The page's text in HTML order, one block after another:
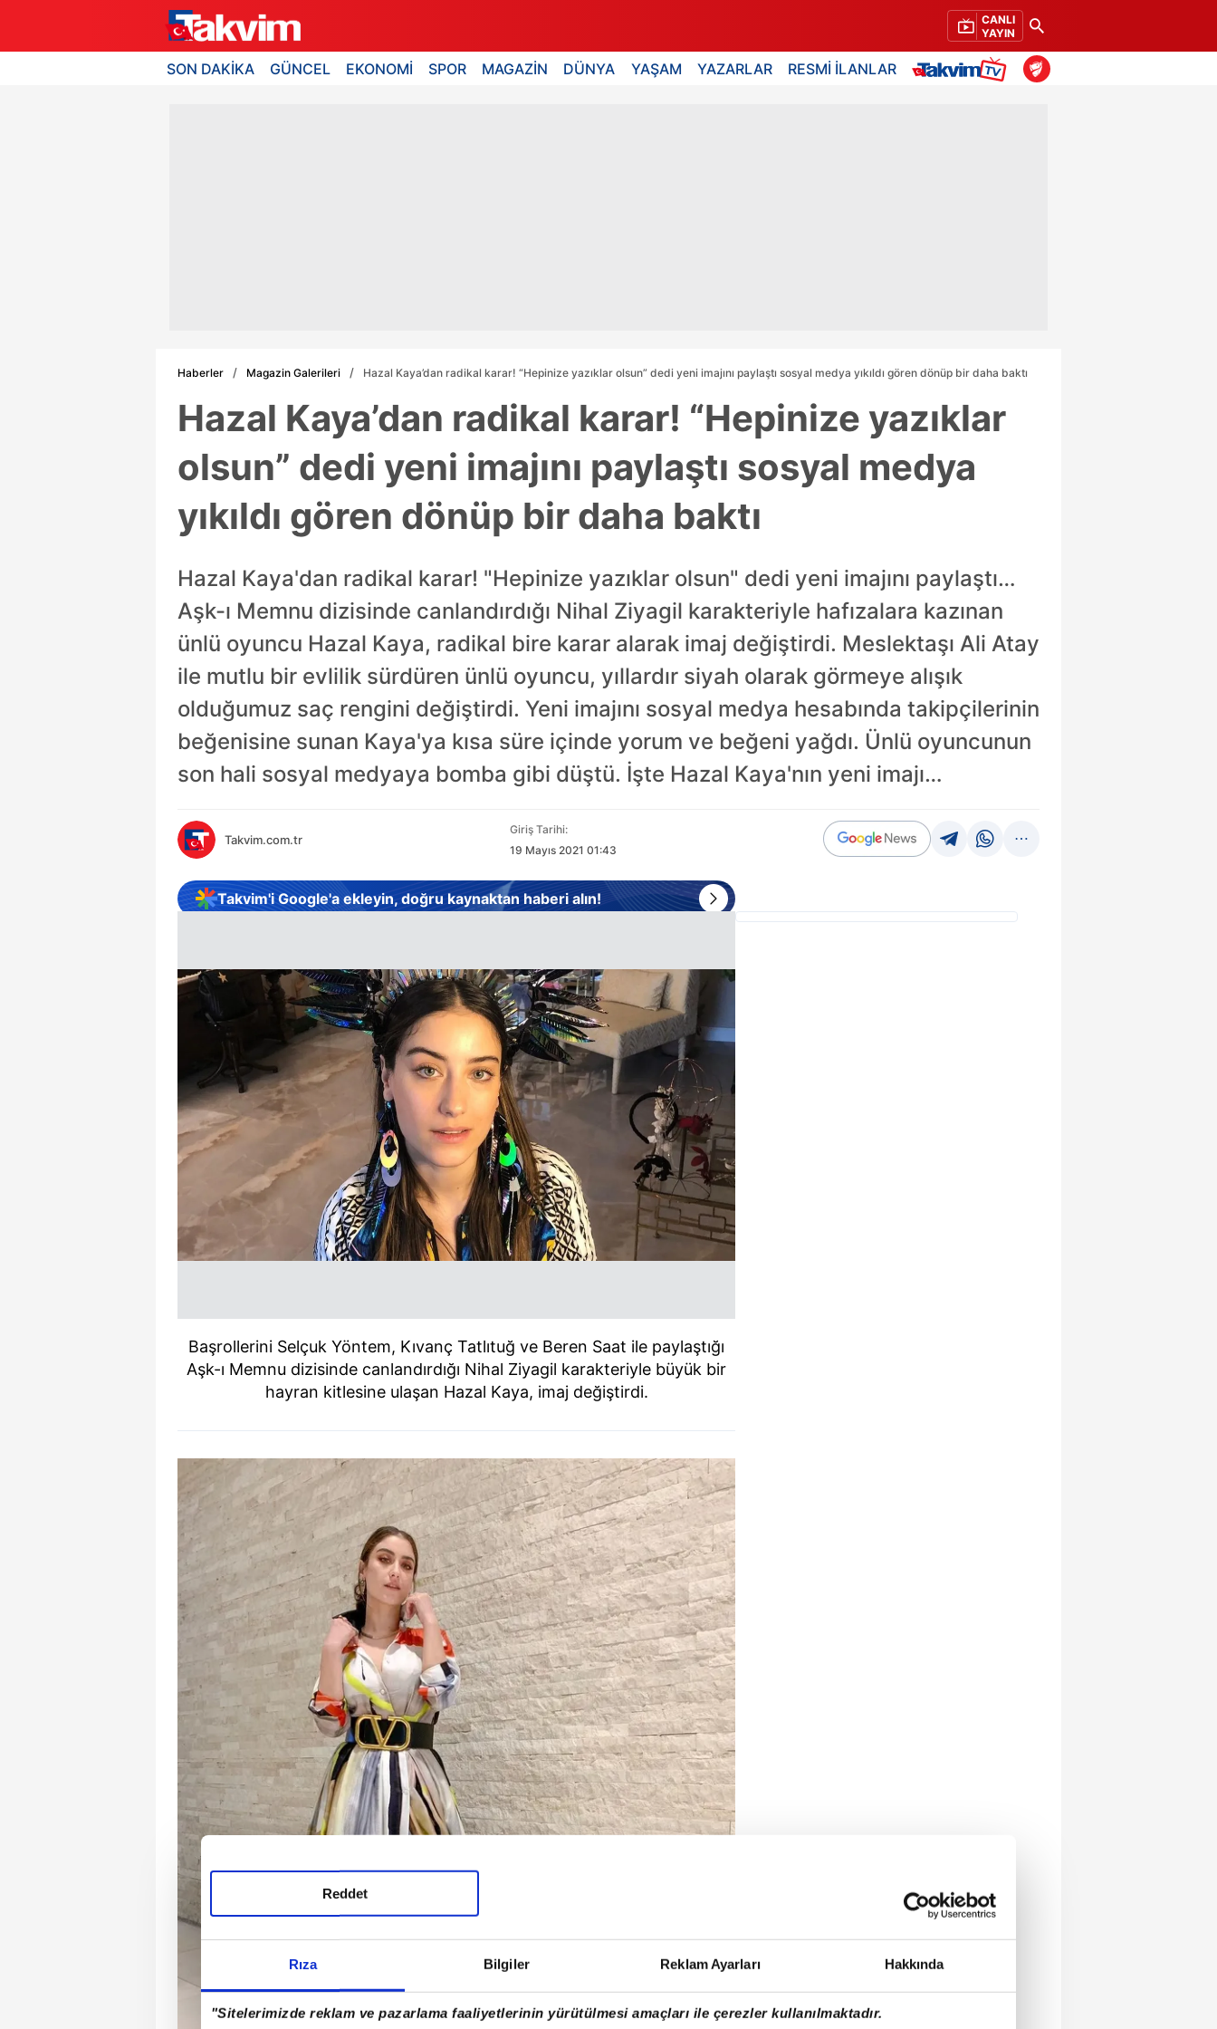
Rıza Bilgiler Reklam Ayarları Hakkında
"Sitelerimizde reklam ve pazarlama faaliyetlerinin yürütülmesi amaçları ile çerezler kullanılmaktadır.
Reddet
CANLI
YAYIN
SON DAKİKA GÜNCEL EKONOMİ SPOR MAGAZİN DÜNYA YAŞAM YAZARLAR RESMİ İLANLAR
Haberler Magazin Galerileri Hazal Kaya’dan radikal karar! “Hepinize yazıklar olsun” dedi yeni imajını paylaştı sosyal medya yıkıldı gören dönüp bir daha baktı
Hazal Kaya’dan radikal karar! “Hepinize yazıklar
olsun” dedi yeni imajını paylaştı sosyal medya
yıkıldı gören dönüp bir daha baktı
Hazal Kaya'dan radikal karar! "Hepinize yazıklar olsun" dedi yeni imajını paylaştı…
Aşk-ı Memnu dizisinde canlandırdığı Nihal Ziyagil karakteriyle hafızalara kazınan
ünlü oyuncu Hazal Kaya, radikal bire karar alarak imaj değiştirdi. Meslektaşı Ali Atay
ile mutlu bir evlilik sürdüren ünlü oyuncu, yıllardır siyah olarak görmeye alışık
olduğumuz saç rengini değiştirdi. Yeni imajını sosyal medya hesabında takipçilerinin
beğenisine sunan Kaya'ya kısa süre içinde yorum ve beğeni yağdı. Ünlü oyuncunun
son hali sosyal medyaya bomba gibi düştü. İşte Hazal Kaya'nın yeni imajı…
Takvim.com.tr
Giriş Tarihi:
19 Mayıs 2021 01:43
Takvim'i Google'a ekleyin, doğru kaynaktan haberi alın!
Başrollerini Selçuk Yöntem, Kıvanç Tatlıtuğ ve Beren Saat ile paylaştığı
Aşk-ı Memnu dizisinde canlandırdığı Nihal Ziyagil karakteriyle büyük bir
hayran kitlesine ulaşan Hazal Kaya, imaj değiştirdi.